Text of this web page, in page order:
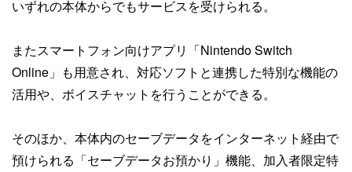
いずれの本体からでもサービスを受けられる。
またスマートフォン向けアプリ「Nintendo Switch
Online」も用意され、対応ソフトと連携した特別な機能の
活用や、ボイスチャットを行うことができる。
そのほか、本体内のセーブデータをインターネット経由で
預けられる「セーブデータお預かり」機能、加入者限定特